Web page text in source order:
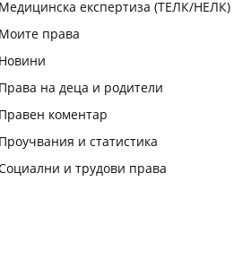
експертиза (ТЕЛК/НЕЛК)
права
на деца и родители
коментар
и статистика
и трудови права